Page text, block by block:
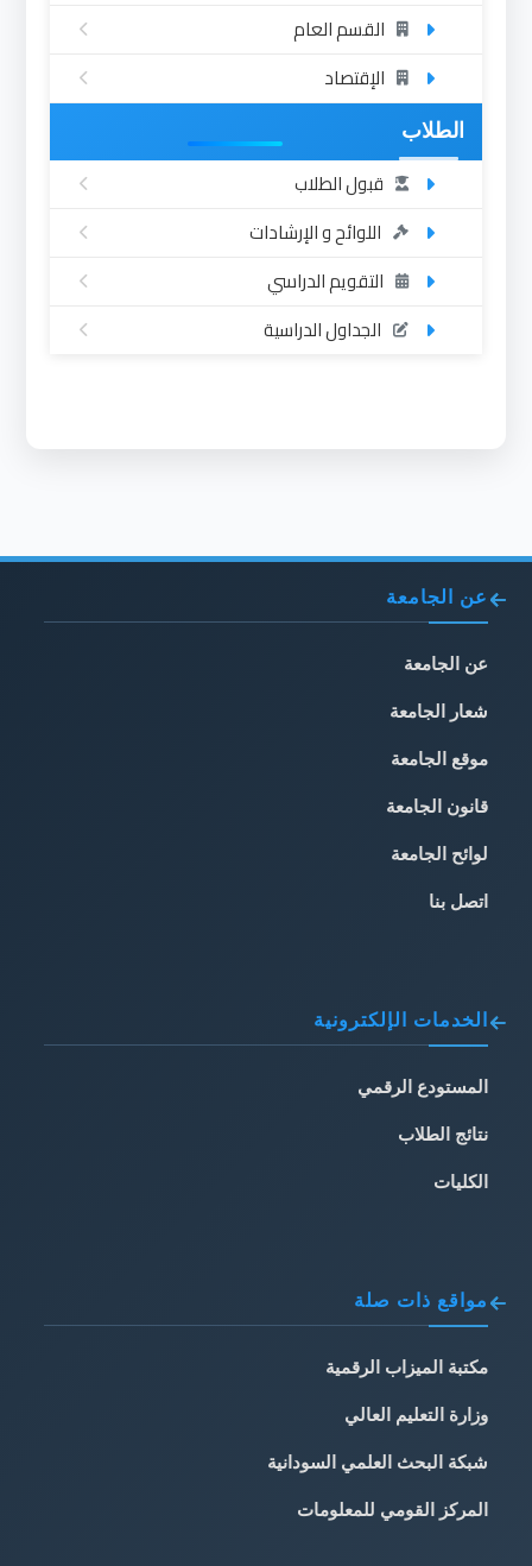
القسم العام
الإقتصاد
الطلاب
قبول الطلاب
اللوائح و الإرشادات
التقويم الدراسي
الجداول الدراسية
عن الجامعة
عن الجامعة
شعار الجامعة
موقع الجامعة
قانون الجامعة
لوائح الجامعة
اتصل بنا
الخدمات الإلكترونية
المستودع الرقمي
نتائج الطلاب
الكليات
مواقع ذات صلة
مكتبة الميزاب الرقمية
وزارة التعليم العالي
شبكة البحث العلمي السودانية
المركز القومي للمعلومات